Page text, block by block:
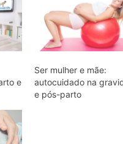
e
Ser mulher e mãe:
autocuidado na
e pós-parto